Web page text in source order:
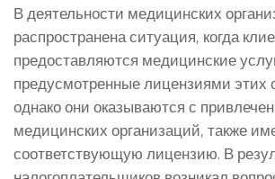
В деятельности медицинских
распространена ситуация, когда
предоставляются медицинские
предусмотренные лицензиями этих
однако они оказываются с
медицинских организаций, также
соответствующую лицензию. В